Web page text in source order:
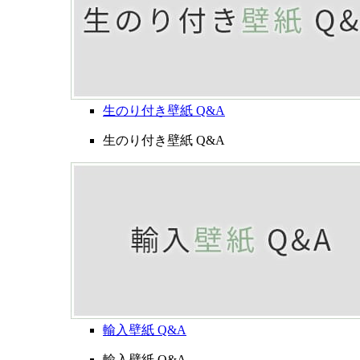
生のり付き壁紙 Q&A
生のり付き壁紙 Q&A
輸入壁紙 Q&A